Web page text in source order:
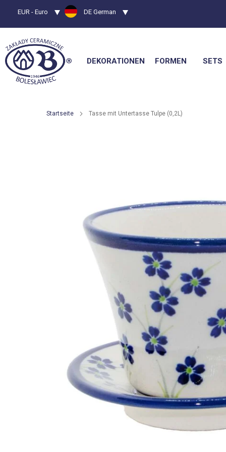
Währung
EUR - Euro SpracheDE German
DEKORATIONEN FORMEN SETS
Startseite Tasse mit Untertasse Tulpe (0,2L)